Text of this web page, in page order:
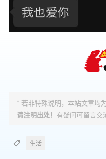
* 若非特殊说明，本站文章均
请注明出处！ 有疑问可留言交
生活